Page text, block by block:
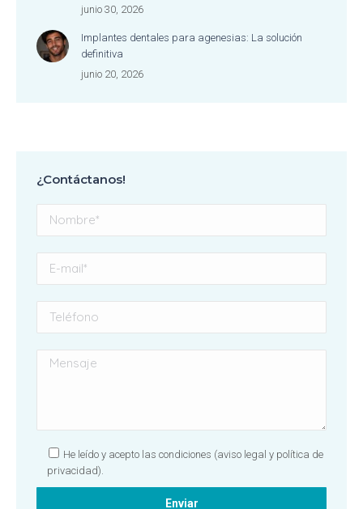
junio 30, 2026
Implantes dentales para agenesias: La solución
definitiva
junio 20, 2026
¿Contáctanos!
He leído y acepto las condiciones (aviso legal y política de
privacidad).